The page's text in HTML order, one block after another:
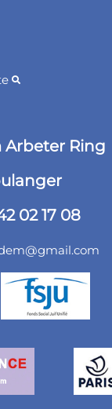
Arbeter Ring
02 17 08